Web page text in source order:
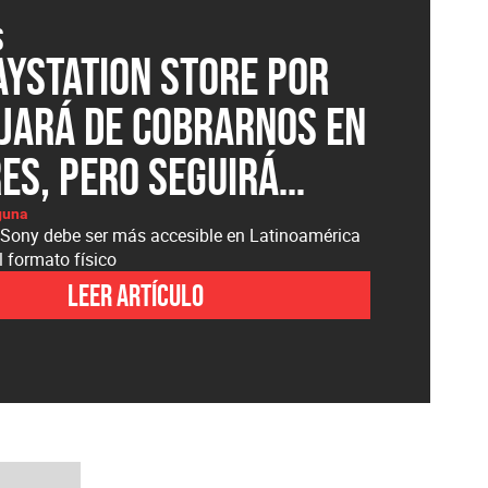
Store por
de cobrarnos en
pero seguirá
igual de abusiva
debe ser más accesible en Latinoamérica
formato físico
Leer artículo